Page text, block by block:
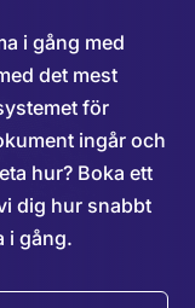
i gång med
det mest
för
ingår och
hur? Boka ett
dig hur snabbt
i gång.